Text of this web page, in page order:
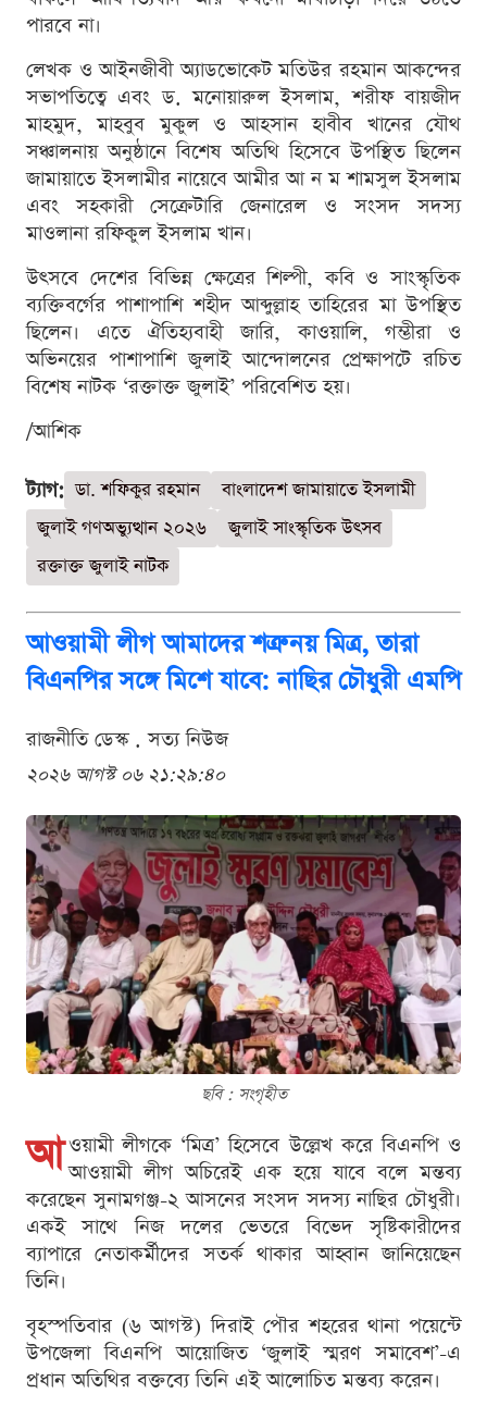
পারবে না।
লেখক ও আইনজীবী অ্যাডভোকেট মতিউর রহমান আকন্দের
সভাপতিত্বে এবং ড. মনোয়ারুল ইসলাম, শরীফ বায়জীদ
মাহমুদ, মাহবুব মুকুল ও আহসান হাবীব খানের যৌথ
সঞ্চালনায় অনুষ্ঠানে বিশেষ অতিথি হিসেবে উপস্থিত ছিলেন
জামায়াতে ইসলামীর নায়েবে আমীর আ ন ম শামসুল ইসলাম
এবং সহকারী সেক্রেটারি জেনারেল ও সংসদ সদস্য
মাওলানা রফিকুল ইসলাম খান।
উৎসবে দেশের বিভিন্ন ক্ষেত্রের শিল্পী, কবি ও সাংস্কৃতিক
ব্যক্তিবর্গের পাশাপাশি শহীদ আব্দুল্লাহ তাহিরের মা উপস্থিত
ছিলেন। এতে ঐতিহ্যবাহী জারি, কাওয়ালি, গম্ভীরা ও
অভিনয়ের পাশাপাশি জুলাই আন্দোলনের প্রেক্ষাপটে রচিত
বিশেষ নাটক ‘রক্তাক্ত জুলাই’ পরিবেশিত হয়।
/আশিক
ট্যাগ: ডা. শফিকুর রহমান
বাংলাদেশ জামায়াতে ইসলামী
জুলাই গণঅভ্যুত্থান ২০২৬
জুলাই সাংস্কৃতিক উৎসব
রক্তাক্ত জুলাই নাটক
আওয়ামী লীগ আমাদের শত্রু নয় মিত্র, তারা
বিএনপির সঙ্গে মিশে যাবে: নাছির চৌধুরী এমপি
রাজনীতি ডেস্ক . সত্য নিউজ
২০২৬ আগস্ট ০৬ ২১:২৯:৪০
ছবি : সংগৃহীত
আ ওয়ামী লীগকে ‘মিত্র’ হিসেবে উল্লেখ করে বিএনপি ও
আওয়ামী লীগ অচিরেই এক হয়ে যাবে বলে মন্তব্য
করেছেন সুনামগঞ্জ-২ আসনের সংসদ সদস্য নাছির চৌধুরী।
একই সাথে নিজ দলের ভেতরে বিভেদ সৃষ্টিকারীদের
ব্যাপারে নেতাকর্মীদের সতর্ক থাকার আহ্বান জানিয়েছেন
তিনি।
বৃহস্পতিবার (৬ আগস্ট) দিরাই পৌর শহরের থানা পয়েন্টে
উপজেলা বিএনপি আয়োজিত ‘জুলাই স্মরণ সমাবেশ’-এ
প্রধান অতিথির বক্তব্যে তিনি এই আলোচিত মন্তব্য করেন।